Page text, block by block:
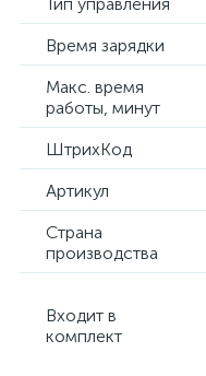
Время зарядки
Макс. время
работы, минут
ШтрихКод
Артикул
Страна
производства
Входит в
комплект